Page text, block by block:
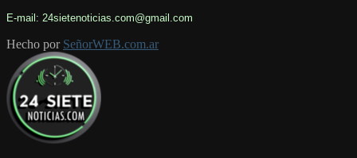
E-mail: 24sietenoticias.com@gmail.com
Hecho por SeñorWEB.com.ar